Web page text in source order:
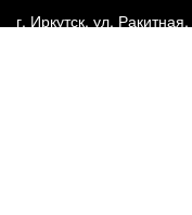
г. Иркутск, ул. Ракитная,